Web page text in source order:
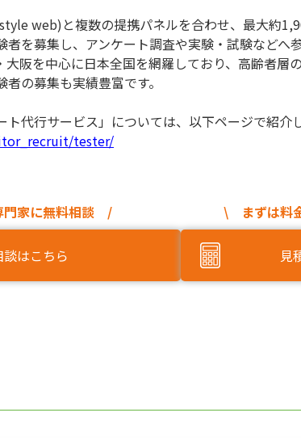
web)と複数の提携パネルを合わせ、最大約
を募集し、アンケート調査や実験・試験などへ
阪を中心に日本全国を網羅しており、高齢者層の
の募集も実績豊富です。
代行サービス」については、以下ページで紹介
tester/
家に無料相談 /
はこちら
\ まずは料
見